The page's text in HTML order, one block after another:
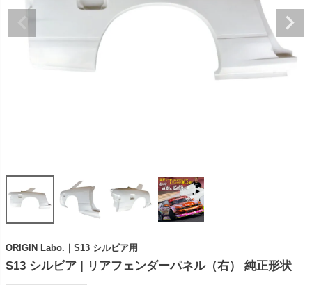
ORIGIN Labo.｜S13 シルビア用
S13 シルビア | リアフェンダーパネル（右） 純正形状